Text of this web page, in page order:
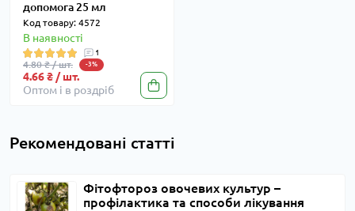
допомога 25 мл
Код товару: 4572
В наявності
1
4.80 ₴ / шт. -3%
4.66 ₴ / шт.
Оптом і в роздріб
Рекомендовані статті
Фітофтороз овочевих культур –
профілактика та способи лікування